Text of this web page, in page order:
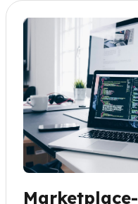
Marketplace-